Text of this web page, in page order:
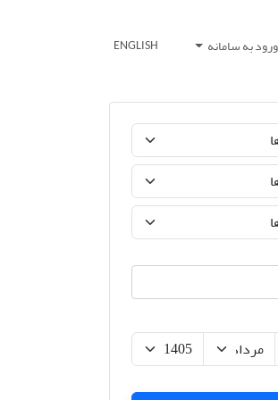
ورود به سامانه ENGLISH